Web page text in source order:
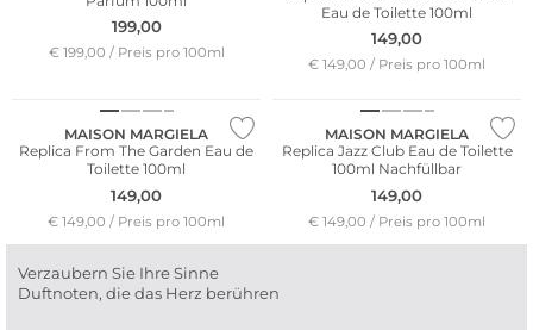
199,00
€ 199,00 / Preis pro 100ml
Eau de Toilette 100ml
149,00
€ 149,00 / Preis pro 100ml
MAISON MARGIELA
Replica From The Garden Eau de
Toilette 100ml
149,00
€ 149,00 / Preis pro 100ml
MAISON MARGIELA
Replica Jazz Club Eau de Toilette
100ml Nachfüllbar
149,00
€ 149,00 / Preis pro 100ml
Verzaubern Sie Ihre Sinne
Duftnoten, die das Herz berühren